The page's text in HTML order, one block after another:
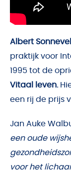
Albert
praktijk voor
1995 tot de
Vitaal leven.
een rij de prijs
Jan Auke
een oude
voor het